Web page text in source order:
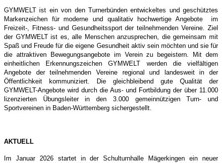
GYMWELT ist ein von den Turnerbünden entwickeltes und geschütztes
Markenzeichen für moderne und qualitativ hochwertige Angebote im
Freizeit-, Fitness- und Gesundheitssport der teilnehmenden Vereine. Ziel
der GYMWELT ist es, alle Menschen anzusprechen, die gemeinsam mit
Spaß und Freude für die eigene Gesundheit aktiv sein möchten und sie für
die attraktiven Bewegungsangebote im Verein zu begeistern. Mit dem
einheitlichen Erkennungszeichen GYMWELT werden die vielfältigen
Angebote der teilnehmenden Vereine regional und landesweit in der
Öffentlichkeit kommuniziert. Die gleichbleibend gute Qualität der
GYMWELT-Angebote wird durch die Aus- und Fortbildung der über 11.000
lizenzierten Übungsleiter in den 3.000 gemeinnützigen Turn- und
Sportvereinen in Baden-Württemberg sichergestellt.
AKTUELL
Im Januar 2026 startet in der Schulturnhalle Mägerkingen ein neuer